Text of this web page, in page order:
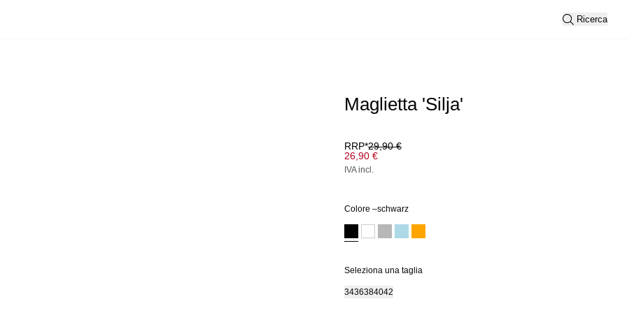
Ricerca
Maglietta 'Silja'
RRP*29,90 €
26,90 €
IVA incl.
Colore –schwarz
Seleziona una taglia
3436384042